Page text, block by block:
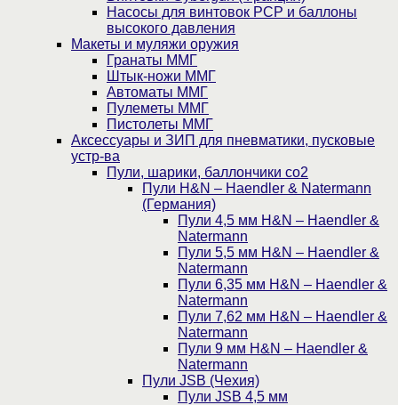
Насосы для винтовок PCP и баллоны
высокого давления
Макеты и муляжи оружия
Гранаты ММГ
Штык-ножи ММГ
Автоматы ММГ
Пулеметы ММГ
Пистолеты ММГ
Аксессуары и ЗИП для пневматики, пусковые
устр-ва
Пули, шарики, баллончики со2
Пули H&N – Haendler & Natermann
(Германия)
Пули 4,5 мм H&N – Haendler &
Natermann
Пули 5,5 мм H&N – Haendler &
Natermann
Пули 6,35 мм H&N – Haendler &
Natermann
Пули 7,62 мм H&N – Haendler &
Natermann
Пули 9 мм H&N – Haendler &
Natermann
Пули JSB (Чехия)
Пули JSB 4,5 мм